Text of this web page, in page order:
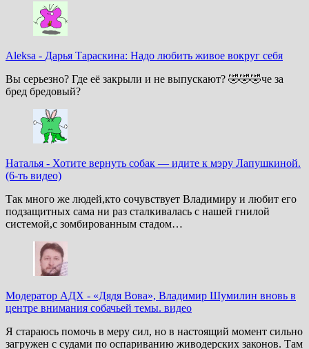
Aleksa - Дарья Тараскина: Надо любить живое вокруг себя
Вы серьезно? Где её закрыли и не выпускают? 🤣🤣🤣че за
бред бредовый?
Наталья - Хотите вернуть собак — идите к мэру Лапушкиной.
(6-ть видео)
Так много же людей,кто сочувствует Владимиру и любит его
подзащитных сама ни раз сталкивалась с нашей гнилой
системой,с зомбированным стадом…
Модератор АДХ - «Дядя Вова», Владимир Шумилин вновь в
центре внимания собачьей темы. видео
Я стараюсь помочь в меру сил, но в настоящий момент сильно
загружен с судами по оспариванию живодерских законов. Там